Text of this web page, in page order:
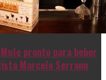
pronto para beber
Marcelo Serrano